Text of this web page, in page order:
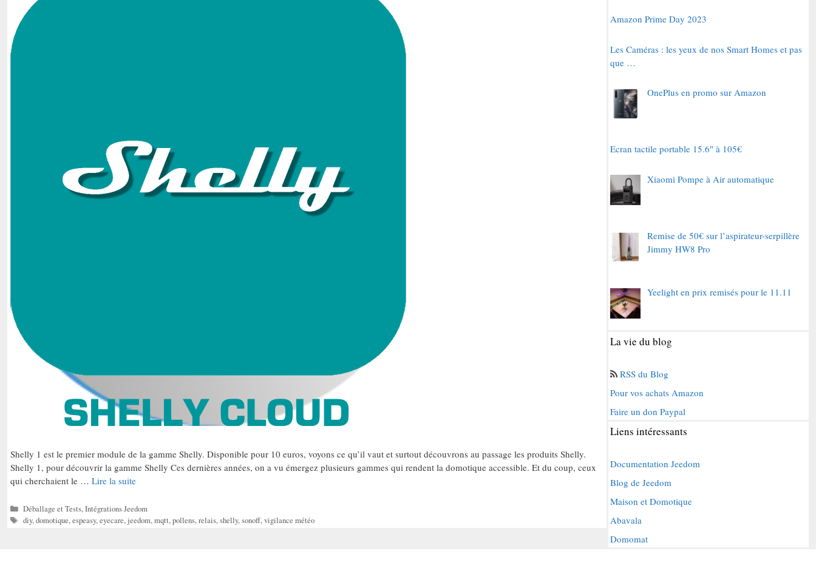
Shelly 1 est le premier module de la gamme Shelly. Disponible pour 10 euros, voyons ce qu’il vaut et surtout découvrons au passage les produits Shelly.
Shelly 1, pour découvrir la gamme Shelly Ces dernières années, on a vu émergez plusieurs gammes qui rendent la domotique accessible. Et du coup, ceux
qui cherchaient le … Lire la suite
Catégories
Déballage et Tests,Intégrations Jeedom
Étiquettes
diy,domotique,espeasy,eyecare,jeedom,mqtt,pollens,relais,shelly,sonoff,vigilance météo
Amazon Prime Day 2023
Les Caméras : les yeux de nos Smart Homes et pas
que …
OnePlus en promo sur Amazon
Ecran tactile portable 15.6″ à 105€
Xiaomi Pompe à Air automatique
Remise de 50€ sur l’aspirateur-serpillère
Jimmy HW8 Pro
Yeelight en prix remisés pour le 11.11
La vie du blog
RSS du Blog
Pour vos achats Amazon
Faire un don Paypal
Liens intéressants
Documentation Jeedom
Blog de Jeedom
Maison et Domotique
Abavala
Domomat